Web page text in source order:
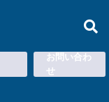
お問い合わ
せ